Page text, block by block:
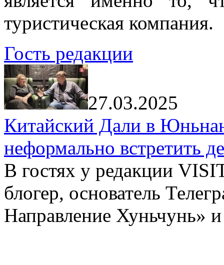
туристическая компания.
Гость редакции
27.03.2025
Китайский Дали в
неформально встретить
В гостях у редакции
блогер, основатель
Направление Хуньчунь»